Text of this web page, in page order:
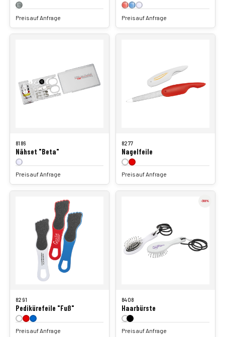
Preis auf Anfrage Preis auf Anfrage
8186
Nähset "Beta"
Preis auf Anfrage
8277
Nagelfeile
Preis auf Anfrage
8291
Pedikürefeile "Fuß"
Preis auf Anfrage
8408
Haarbürste
Preis auf Anfrage